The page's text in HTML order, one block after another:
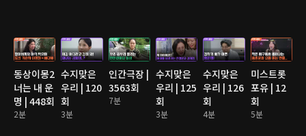
동상이몽2
너는 내 운
명 | 448회
2분
수지맞은
우리 | 120
회
3분
인간극장 |
3563회
7분
수지맞은
우리 | 125
회
3분
수지맞은
우리 | 126
회
4분
미스트롯
포유 | 12
회
5분